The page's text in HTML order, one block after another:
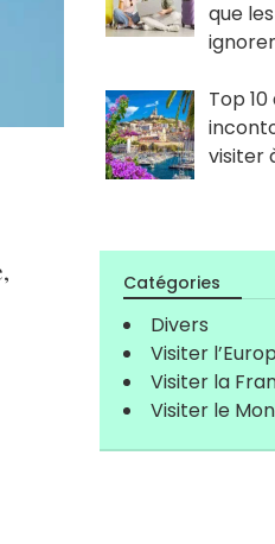
que
Top 10
visiter
Catégories
Divers
Visiter
Visiter la
Visiter le